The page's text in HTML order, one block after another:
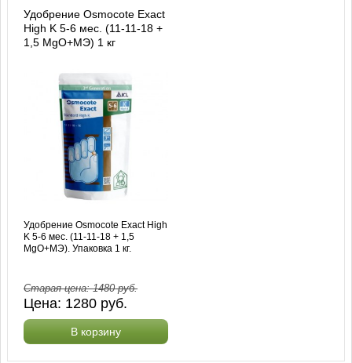
Удобрение Osmocote Exact
High K 5-6 мес. (11-11-18 +
1,5 MgO+МЭ) 1 кг
Удобрение Osmocote Exact High
K 5-6 мес. (11-11-18 + 1,5
MgO+МЭ). Упаковка 1 кг.
Старая цена:1480руб.
Цена: 1280 руб.
В корзину